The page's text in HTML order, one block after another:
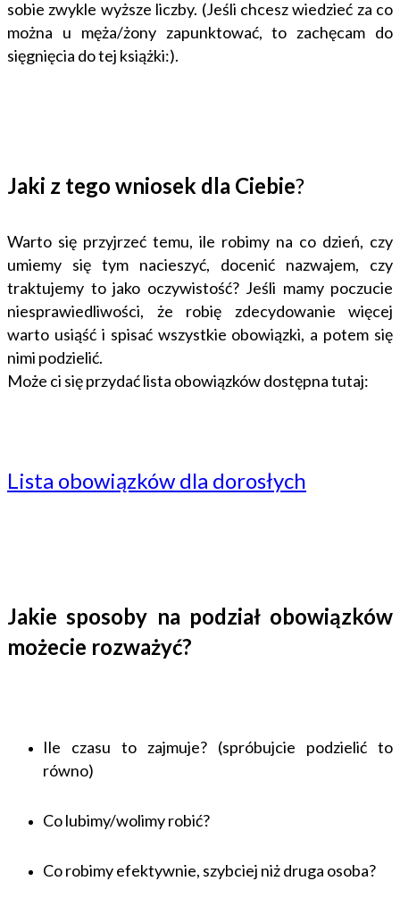
sobie zwykle wyższe liczby. (Jeśli chcesz wiedzieć za co
można u męża/żony zapunktować, to zachęcam do
sięgnięcia do tej książki:).
Jaki z tego wniosek dla Ciebie?
Warto się przyjrzeć temu, ile robimy na co dzień, czy
umiemy się tym nacieszyć, docenić nazwajem, czy
traktujemy to jako oczywistość? Jeśli mamy poczucie
niesprawiedliwości, że robię zdecydowanie więcej
warto usiąść i spisać wszystkie obowiązki, a potem się
nimi podzielić.
Może ci się przydać lista obowiązków dostępna tutaj:
Lista obowiązków dla dorosłych
Jakie sposoby na podział obowiązków
możecie rozważyć?
Ile czasu to zajmuje? (spróbujcie podzielić to
równo)
Co lubimy/wolimy robić?
Co robimy efektywnie, szybciej niż druga osoba?